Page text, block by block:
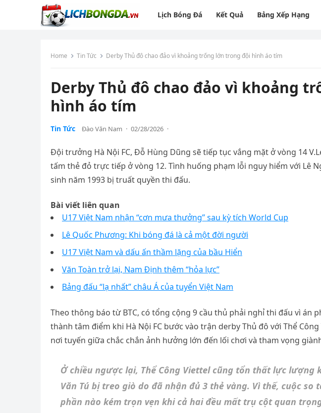
Lịch Bóng Đá Kết Quả Bảng Xếp Hạng
Home Tin Tức Derby Thủ đô chao đảo vì khoảng trống lớn trong đội hình áo tím
Derby Thủ đô chao đảo vì khoảng
hình áo tím
Tin Tức Đào Văn Nam · 02/28/2026 ·
Đội trưởng Hà Nội FC, Đỗ Hùng Dũng sẽ tiếp tục vắng mặt ở vòng 14
tấm thẻ đỏ trực tiếp ở vòng 12. Tình huống phạm lỗi nguy hiểm với Lê
sinh năm 1993 bị truất quyền thi đấu.
Bài viết liên quan
U17 Việt Nam nhận “cơn mưa thưởng” sau kỳ tích World Cup
Lê Quốc Phương: Khi bóng đá là cả một đời người
U17 Việt Nam và dấu ấn thầm lặng của bầu Hiển
Văn Toàn trở lại, Nam Định thêm “hỏa lực”
Bảng đấu “lạ nhất” châu Á của tuyển Việt Nam
Theo thông báo từ BTC, có tổng cộng 9 cầu thủ phải nghỉ thi đấu vì án
thành tâm điểm khi Hà Nội FC bước vào trận derby Thủ đô với Thể
nơi tuyến giữa chắc chắn ảnh hưởng lớn đến lối chơi và tham vọng
Ở chiều ngược lại, Thể Công Viettel cũng tổn thất lực lượng
Văn Tú bị treo giò do đã nhận đủ 3 thẻ vàng. Vì thế, cuộc so
phần nào kém trọn vẹn khi cả hai đều mất trụ cột quan